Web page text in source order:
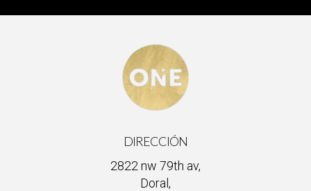
DIRECCIÓN
2822 nw 79th av,
Doral,